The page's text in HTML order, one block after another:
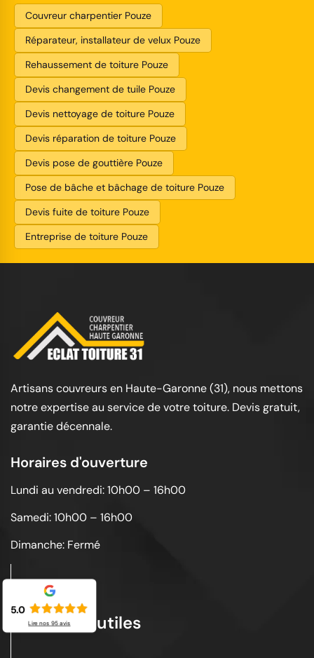
Couvreur charpentier Pouze
Réparateur, installateur de velux Pouze
Rehaussement de toiture Pouze
Devis changement de tuile Pouze
Devis nettoyage de toiture Pouze
Devis réparation de toiture Pouze
Devis pose de gouttière Pouze
Pose de bâche et bâchage de toiture Pouze
Devis fuite de toiture Pouze
Entreprise de toiture Pouze
Artisans couvreurs en Haute-Garonne (31), nous mettons
notre expertise au service de votre toiture. Devis gratuit,
garantie décennale.
Horaires d'ouverture
Lundi au vendredi: 10h00 – 16h00
Samedi: 10h00 – 16h00
Dimanche: Fermé
Liens utiles
5.0
Lire nos 95avis